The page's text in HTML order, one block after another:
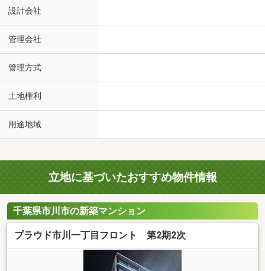
設計会社
管理会社
管理方式
土地権利
用途地域
立地に基づいたおすすめ物件情報
千葉県市川市の新築マンション
プラウド市川一丁目フロント 第2期2次